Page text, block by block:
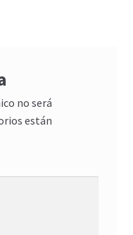
no será
están